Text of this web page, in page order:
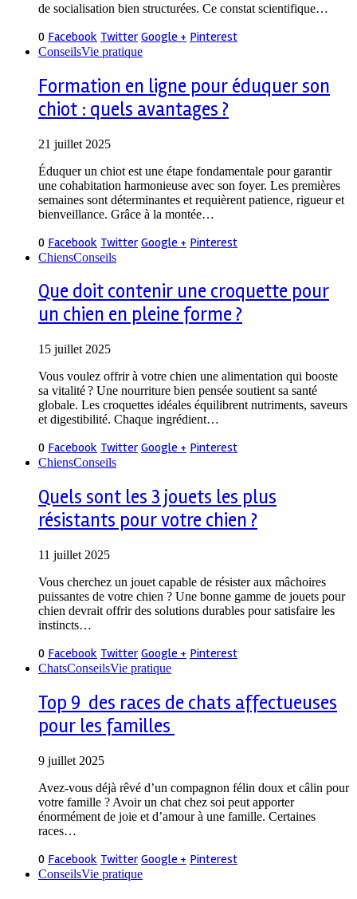
de socialisation bien structurées. Ce constat scientifique…
0 Facebook Twitter Google + Pinterest
ConseilsVie pratique
Formation en ligne pour éduquer son
chiot : quels avantages ?
21 juillet 2025
Éduquer un chiot est une étape fondamentale pour garantir
une cohabitation harmonieuse avec son foyer. Les premières
semaines sont déterminantes et requièrent patience, rigueur et
bienveillance. Grâce à la montée…
0 Facebook Twitter Google + Pinterest
ChiensConseils
Que doit contenir une croquette pour
un chien en pleine forme ?
15 juillet 2025
Vous voulez offrir à votre chien une alimentation qui booste
sa vitalité ? Une nourriture bien pensée soutient sa santé
globale. Les croquettes idéales équilibrent nutriments, saveurs
et digestibilité. Chaque ingrédient…
0 Facebook Twitter Google + Pinterest
ChiensConseils
Quels sont les 3 jouets les plus
résistants pour votre chien ?
11 juillet 2025
Vous cherchez un jouet capable de résister aux mâchoires
puissantes de votre chien ? Une bonne gamme de jouets pour
chien devrait offrir des solutions durables pour satisfaire les
instincts…
0 Facebook Twitter Google + Pinterest
ChatsConseilsVie pratique
Top 9 des races de chats affectueuses
pour les familles
9 juillet 2025
Avez-vous déjà rêvé d’un compagnon félin doux et câlin pour
votre famille ? Avoir un chat chez soi peut apporter
énormément de joie et d’amour à une famille. Certaines
races…
0 Facebook Twitter Google + Pinterest
ConseilsVie pratique